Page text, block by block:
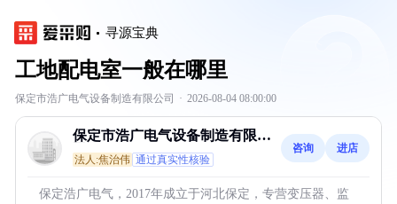
寻源宝典
工地配电室一般在哪里
保定市浩广电气设备制造有限公司 · 2026-08-04 08:00:00
保定市浩广电气设备制造有限公
司
法人:焦治伟 通过真实性核验
咨询 进店
保定浩广电气，2017年成立于河北保定，专营变压器、监